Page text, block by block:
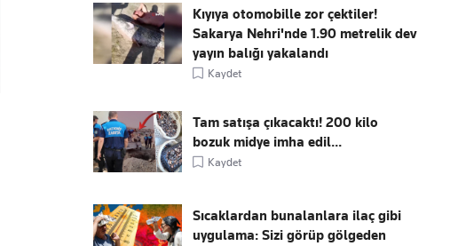
Kıyıya otomobille zor çektiler!
Sakarya Nehri'nde 1.90 metrelik dev
yayın balığı yakalandı
Kaydet
Tam satışa çıkacaktı! 200 kilo
bozuk midye imha edil...
Kaydet
Sıcaklardan bunalanlara ilaç gibi
uygulama: Sizi görüp gölgeden